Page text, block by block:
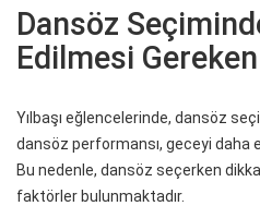
Dansöz
Edilmesi
Yılbaşı eğlencelerinde, dansöz
dansöz performansı, geceyi daha
Bu nedenle, dansöz seçerken
faktörler bulunmaktadır.